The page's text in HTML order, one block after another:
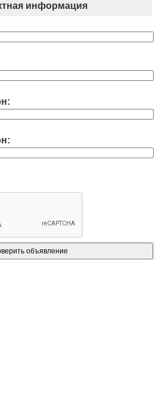
информация